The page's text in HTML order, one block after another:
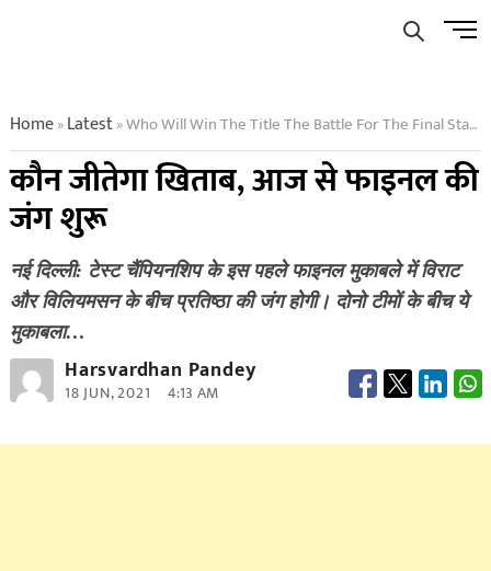
Menu
Home»Latest»Who Will Win The Title The Battle For The Final Starts From
कौन जीतेगा खिताब, आज से फाइनल की
जंग शुरू
नई दिल्ली: टेस्ट चैंपियनशिप के इस पहले फाइनल मुकाबले में विराट
और विलियमसन के बीच प्रतिष्ठा की जंग होगी। दोनो टीमों के बीच ये
मुकाबला…
Harsvardhan Pandey
18 JUN, 2021 4:13 AM